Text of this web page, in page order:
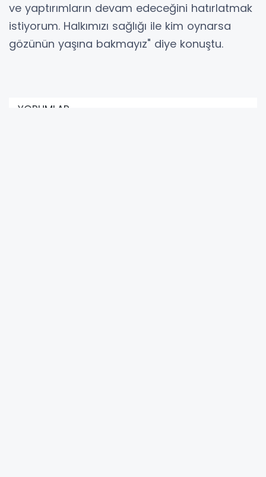
ve yaptırımların devam edeceğini hatırlatmak
istiyorum. Halkımızı sağlığı ile kim oynarsa
gözünün yaşına bakmayız" diye konuştu.
YORUMLAR